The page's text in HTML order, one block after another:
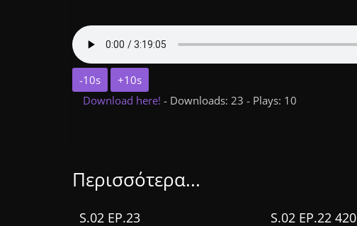
-10s
+10s
Download here! - Downloads: 23 - Plays: 10
Περισσότερα...
S.02 EP.23 S.02 EP.22 420